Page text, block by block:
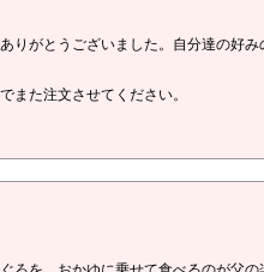
りがとうございました。自分達の好み
また注文させてください。